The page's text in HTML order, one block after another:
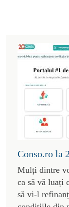
Conso.ro la
Mulți dintre
ca să vă luați
să vi-l